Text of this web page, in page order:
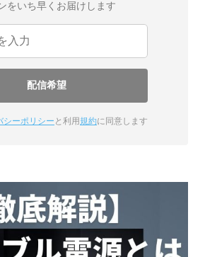
をいち早くお届けします
シーポリシー と利用規約に同意します